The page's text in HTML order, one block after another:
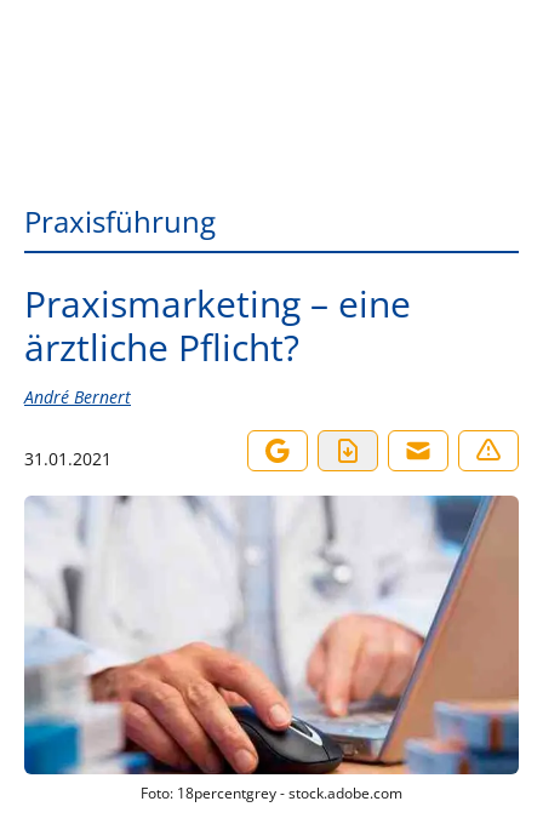
Praxisführung
Praxismarketing – eine
ärztliche Pflicht?
André Bernert
31.01.2021
Foto: 18percentgrey - stock.adobe.com